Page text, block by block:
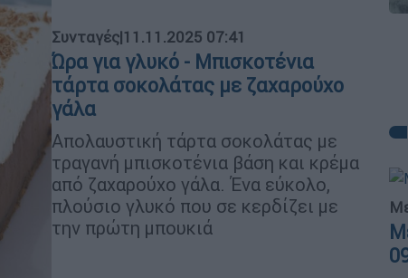
Συνταγές|11.11.2025 07:41
Ώρα για γλυκό - Μπισκοτένια
τάρτα σοκολάτας με ζαχαρούχο
γάλα
Απολαυστική τάρτα σοκολάτας με
τραγανή μπισκοτένια βάση και κρέμα
από ζαχαρούχο γάλα. Ένα εύκολο,
πλούσιο γλυκό που σε κερδίζει με
την πρώτη μπουκιά